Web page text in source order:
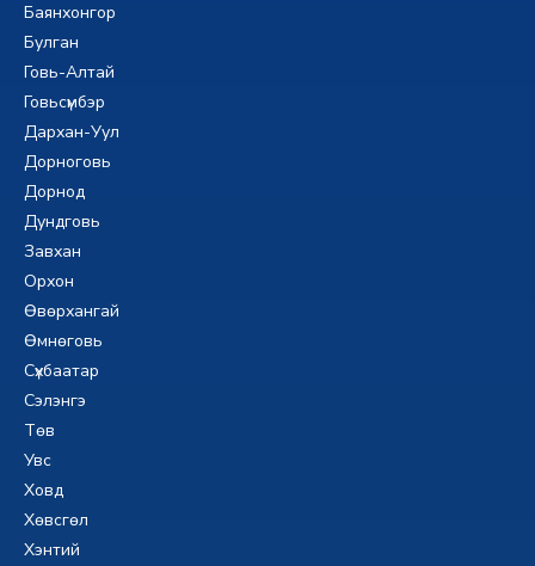
Баянхонгор
Булган
Говь-Алтай
Говьсүмбэр
Дархан-Уул
Дорноговь
Дорнод
Дундговь
Завхан
Орхон
Өвөрхангай
Өмнөговь
Сүхбаатар
Сэлэнгэ
Төв
Увс
Ховд
Хөвсгөл
Хэнтий